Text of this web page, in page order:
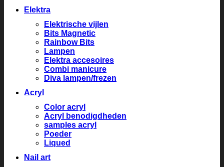
Elektra
Elektrische vijlen
Bits Magnetic
Rainbow Bits
Lampen
Elektra accesoires
Combi manicure
Diva lampen/frezen
Acryl
Color acryl
Acryl benodigdheden
samples acryl
Poeder
Liqued
Nail art